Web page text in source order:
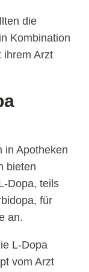
die
Kombination
ihrem Arzt
in Apotheken
bieten
Dopa, teils
für
an.
L-Dopa
vom Arzt